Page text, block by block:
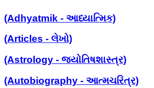
(Adhyatmik - આધ્યાત્મિક)
(Articles - લેખો)
(Astrology - જ્યોતિષશાસ્ત્ર)
(Autobiography - આત્મચરિત્ર)